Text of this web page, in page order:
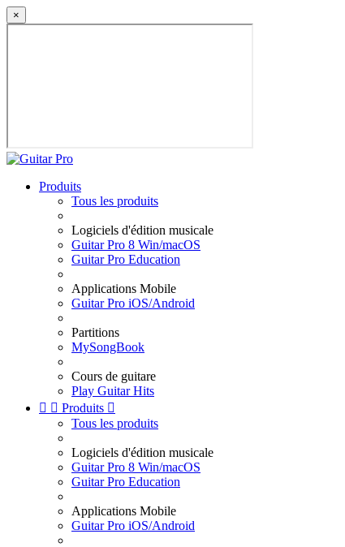
×
Produits
Tous les produits
Logiciels d'édition musicale
Guitar Pro 8 Win/macOS
Guitar Pro Education
Applications Mobile
Guitar Pro iOS/Android
Partitions
MySongBook
Cours de guitare
Play Guitar Hits
  Produits 
Tous les produits
Logiciels d'édition musicale
Guitar Pro 8 Win/macOS
Guitar Pro Education
Applications Mobile
Guitar Pro iOS/Android